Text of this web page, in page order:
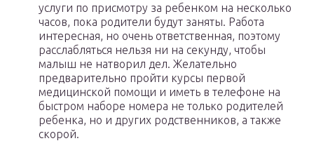
услуги по присмотру за ребенком на несколько
часов, пока родители будут заняты. Работа
интересная, но очень ответственная, поэтому
расслабляться нельзя ни на секунду, чтобы
малыш не натворил дел. Желательно
предварительно пройти курсы первой
медицинской помощи и иметь в телефоне на
быстром наборе номера не только родителей
ребенка, но и других родственников, а также
скорой.